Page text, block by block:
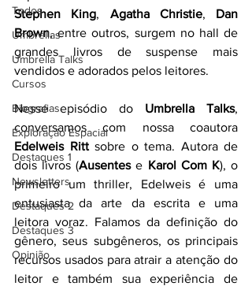
Todos
Umbrellas
Umbrella Talks
Cursos
Biografias
Exploração Espacial
Destaques 1
Newsletters
Destaques 2
Destaques 3
Opinião
Stephen King, Agatha Christie, Dan
Brown, entre outros, surgem no hall de
grandes livros de suspense mais
vendidos e adorados pelos leitores.
Nesse episódio do Umbrella Talks,
Edelweis Ritt sobre o tema. Autora de
dois livros (Ausentes e Karol Com K), o
primeiro um thriller, Edelweis é uma
entusiasta da arte da escrita e uma
leitora voraz. Falamos da definição do
gênero, seus subgêneros, os principais
recursos usados para atrair a atenção do
leitor e também sua experiência de